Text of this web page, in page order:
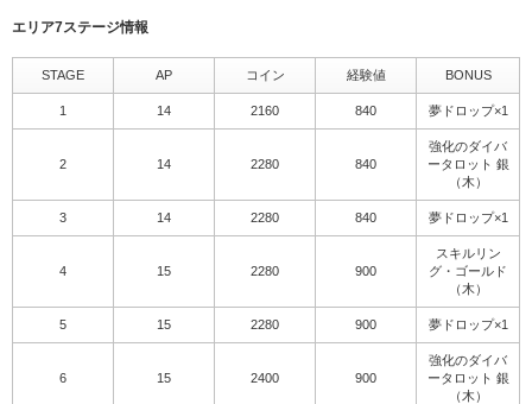
エリア7ステージ情報
STAGE AP コイン 経験値 BONUS
1 14 2160 840 夢ドロップ×1
2 14 2280 840
強化のダイバ
ータロット 銀
（木）
3 14 2280 840 夢ドロップ×1
4 15 2280 900
スキルリン
グ・ゴールド
（木）
5 15 2280 900 夢ドロップ×1
6 15 2400 900
強化のダイバ
ータロット 銀
（木）